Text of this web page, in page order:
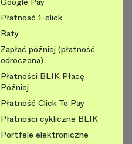
Płatność 1-click
Raty
Zapłać później (płatność
odroczona)
Płatności BLIK Płacę
Później
Płatność Click To Pay
Płatności cykliczne BLIK
Portfele elektroniczne